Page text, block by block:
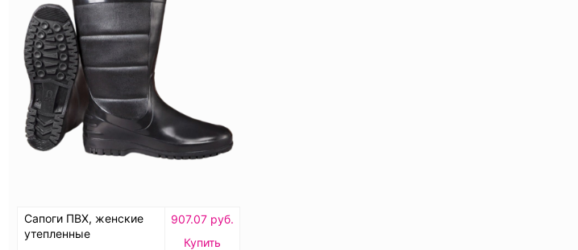
Сапоги ПВХ, женские
утепленные
907.07 руб.
Купить